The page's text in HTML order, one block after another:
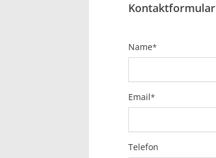
Kontaktformular
Name*
Email*
Telefon